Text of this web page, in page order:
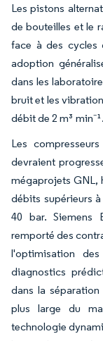
Les pistons
de bouteilles et le
face à des cycles
adoption
dans les
bruit et les
débit de 2 m³ min⁻¹.
Les
devraient
mégaprojets GNL,
débits supérieurs
40 bar. Siemens
remporté des
l'optimisation
diagnostics
dans la
plus large du
technologie